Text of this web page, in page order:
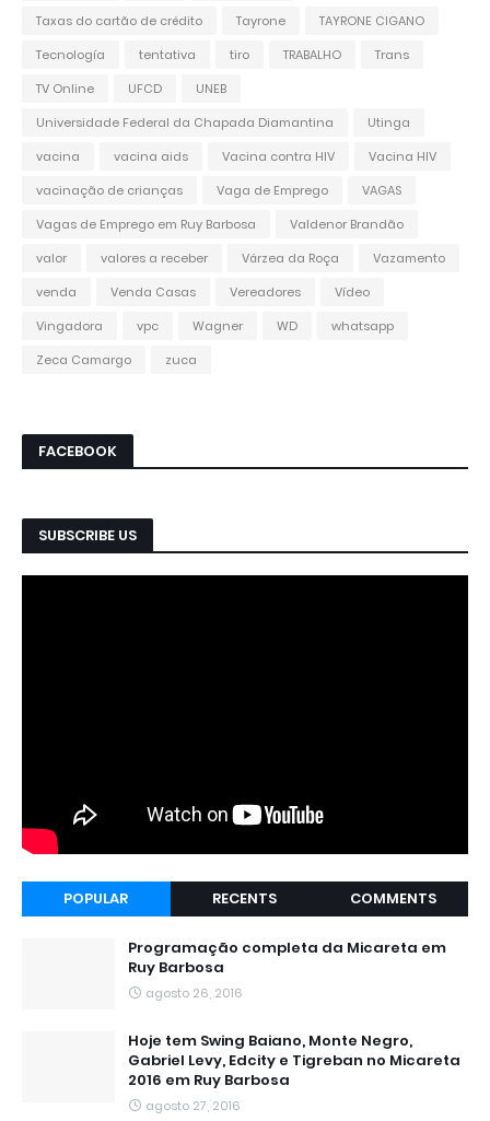
Taxas do cartão de crédito
Tayrone
TAYRONE CIGANO
Tecnología
tentativa tiro TRABALHO
Trans
TV Online
UFCD
UNEB
Universidade Federal da Chapada Diamantina
Utinga
vacina
vacina aids Vacina contra HIV
Vacina HIV
vacinação de crianças
Vaga de Emprego
VAGAS
Vagas de Emprego em Ruy Barbosa
Valdenor Brandão
valor
valores a receber Várzea da Roça
Vazamento
venda
Venda Casas Vereadores
Vídeo
Vingadora
vpc Wagner WD
whatsapp
Zeca Camargo
zuca
FACEBOOK
SUBSCRIBE US
POPULAR RECENTS COMMENTS
Programação completa da Micareta em
Ruy Barbosa
agosto 26, 2016
Hoje tem Swing Baiano, Monte Negro,
Gabriel Levy, Edcity e Tigreban no Micareta
2016 em Ruy Barbosa
agosto 27, 2016